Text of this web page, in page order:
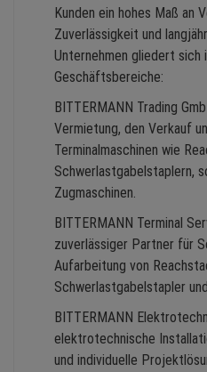
Kunden ein hohes Maß an
Zuverlässigkeit und
Unternehmen gliedert sich
Geschäftsbereiche:
BITTERMANN Trading
Vermietung, den Verkauf
Terminalmaschinen wie
Schwerlastgabelstaplern,
Zugmaschinen.
BITTERMANN Terminal
zuverlässiger Partner für
Aufarbeitung von
Schwerlastgabelstapler
BITTERMANN
elektrotechnische
und individuelle